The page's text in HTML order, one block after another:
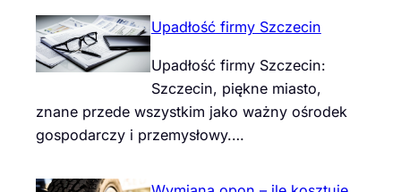
Upadłość firmy Szczecin
Upadłość firmy Szczecin:
Szczecin, piękne miasto,
znane przede wszystkim jako ważny ośrodek
gospodarczy i przemysłowy.…